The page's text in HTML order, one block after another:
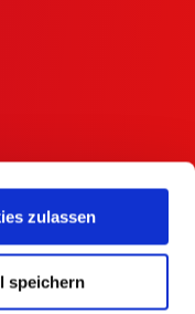
zulassen
speichern